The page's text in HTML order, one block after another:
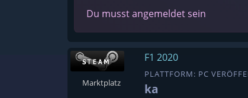
Du musst angemeldet sein
Marktplatz
F1 2020
PLATTFORM: PC
ka